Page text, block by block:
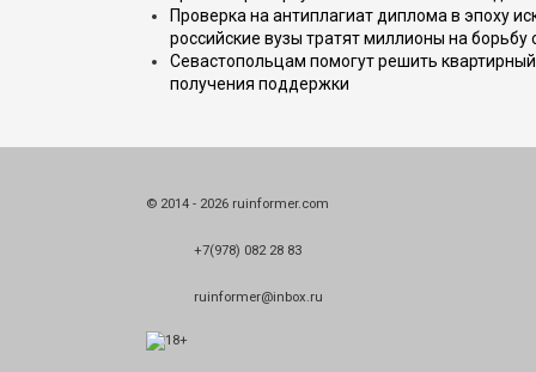
Проверка на антиплагиат диплома в эпоху
российские вузы тратят миллионы на
Севастопольцам помогут решить
получения поддержки
© 2014 - 2026 ruinformer.com
+7(978) 082 28 83
ruinformer@inbox.ru